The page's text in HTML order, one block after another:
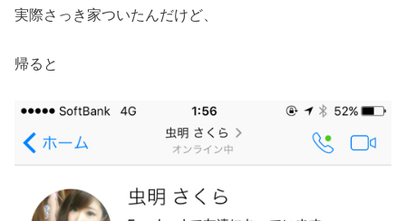
実際さっき家ついたんだけど、
帰ると